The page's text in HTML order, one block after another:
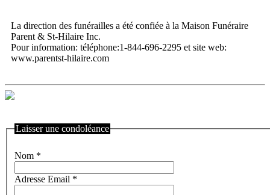
La direction des funérailles a été confiée à la Maison Funéraire
Parent & St-Hilaire Inc.
Pour information: téléphone:1-844-696-2295 et site web:
www.parentst-hilaire.com
Laisser une condoléance
Nom *
Adresse Email *